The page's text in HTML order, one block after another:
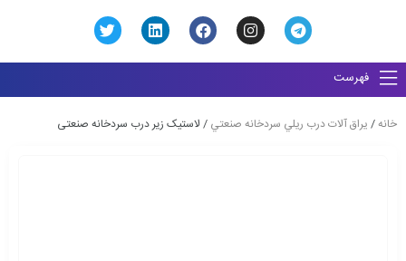
فهرست
خانه/ يراق آلات درب ريلي سردخانه صنعتي / لاستیک زیر درب سردخانه صنعتی